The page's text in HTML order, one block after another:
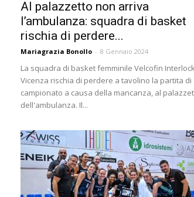
Al palazzetto non arriva
l’ambulanza: squadra di basket
rischia di perdere...
Mariagrazia Bonollo - 8 Gennaio 2024
La squadra di basket femminile Velcofin
Vicenza rischia di perdere a tavolino la partita di
campionato a causa della mancanza, al
dell'ambulanza. Il...